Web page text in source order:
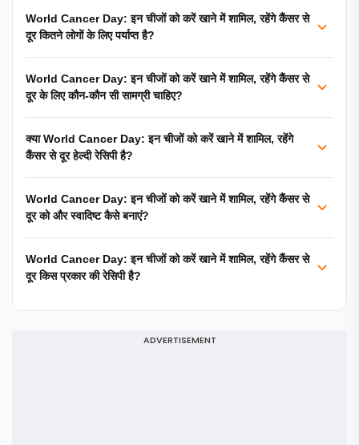
World Cancer Day: इन चीजों को करें खाने में शामिल, रहेंगे कैंसर से
दूर कितने लोगों के लिए पर्याप्त है?
World Cancer Day: इन चीजों को करें खाने में शामिल, रहेंगे कैंसर से
दूर के लिए कौन-कौन सी सामग्री चाहिए?
क्या World Cancer Day: इन चीजों को करें खाने में शामिल, रहेंगे
कैंसर से दूर हेल्दी रेसिपी है?
World Cancer Day: इन चीजों को करें खाने में शामिल, रहेंगे कैंसर से
दूर को और स्वादिष्ट कैसे बनाएं?
World Cancer Day: इन चीजों को करें खाने में शामिल, रहेंगे कैंसर से
दूर किस प्रकार की रेसिपी है?
ADVERTISEMENT